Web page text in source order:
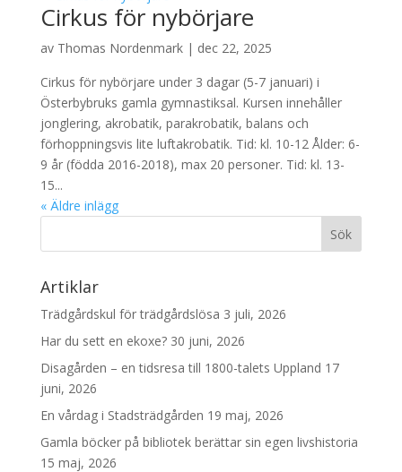
Cirkus för nybörjare
av Thomas Nordenmark| dec 22, 2025
Cirkus för nybörjare under 3 dagar (5-7 januari) i
Österbybruks gamla gymnastiksal. Kursen innehåller
jonglering, akrobatik, parakrobatik, balans och
förhoppningsvis lite luftakrobatik. Tid: kl. 10-12 Ålder: 6-
9 år (födda 2016-2018), max 20 personer. Tid: kl. 13-
15...
« Äldre inlägg
Artiklar
Trädgårdskul för trädgårdslösa 3 juli, 2026
Har du sett en ekoxe? 30 juni, 2026
Disagården – en tidsresa till 1800-talets Uppland 17
juni, 2026
En vårdag i Stadsträdgården 19 maj, 2026
Gamla böcker på bibliotek berättar sin egen livshistoria
15 maj, 2026